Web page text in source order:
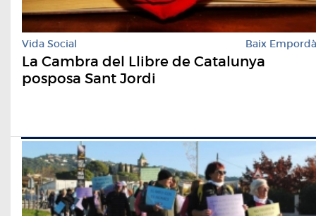
Vida Social Baix Empordà
La Cambra del Llibre de Catalunya
posposa Sant Jordi